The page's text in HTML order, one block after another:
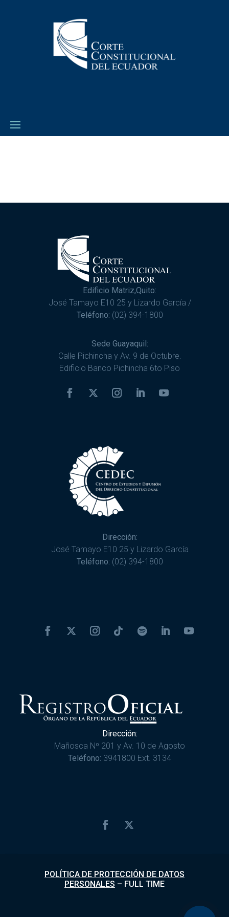
Edificio Matriz,Quito:
José Tamayo E10 25 y Lizardo García /
Teléfono: (02) 394-1800
Sede Guayaquil:
Calle Pichincha y Av. 9 de Octubre.
Edificio Banco Pichincha 6to Piso
Dirección:
José Tamayo E10 25 y Lizardo García
Teléfono: (02) 394-1800
Dirección:
Mañosca Nº 201 y Av. 10 de Agosto
Teléfono: 3941800 Ext. 3134
POLÍTICA DE PROTECCIÓN DE DATOS
PERSONALES – FULL TIME